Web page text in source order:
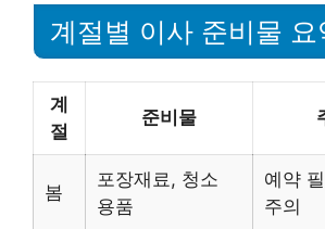
계절별 이사 준비물 요
계
절
준비물
봄
포장재료, 청소
용품
예약
주의